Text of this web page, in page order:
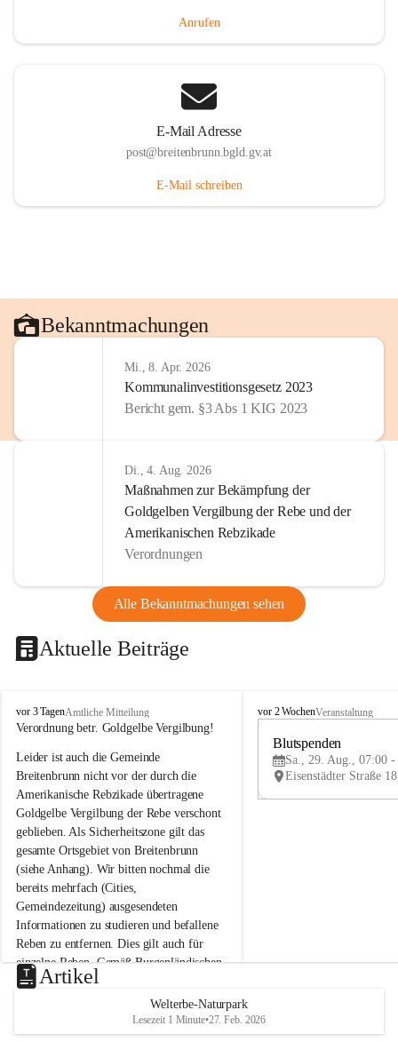
Anrufen
E-Mail Adresse
post@breitenbrunn.bgld.gv.at
E-Mail schreiben
Bekanntmachungen
Mi., 8. Apr. 2026
Kommunalinvestitionsgesetz 2023
Bericht gem. §3 Abs 1 KIG 2023
Di., 4. Aug. 2026
Maßnahmen zur Bekämpfung der
Goldgelben Vergilbung der Rebe und der
Amerikanischen Rebzikade
Verordnungen
Alle Bekanntmachungen sehen
Aktuelle Beiträge
B
r
i
t
e
n
b
r
u
n
n
a
m
N
e
u
s
d
vor 3 TagenAmtliche Mitteilung
Verordnung betr. Goldgelbe Vergilbung!
Leider ist auch die Gemeinde
Breitenbrunn nicht vor der durch die
Amerikanische Rebzikade übertragene
Goldgelbe Vergilbung der Rebe verschont
geblieben. Als Sicherheitszone gilt das
gesamte Ortsgebiet von Breitenbrunn
(siehe Anhang). Wir bitten nochmal die
bereits mehrfach (Cities,
Gemeindezeitung) ausgesendeten
Informationen zu studieren und befallene
Reben zu entfernen. Dies gilt auch für
einzelne Reben. Gemäß Burgenländischen
Weinbaugesetz sind nicht gepflegte oder
unzulässige Weingärten zu roden! Bitte
helfen wir zusammen um unsere Winzer
vor den prognostizierten Ernteausfällen
B
e
u
e
d
vor 2 WochenVeranstaltung
Blutspenden
Sa., 29. Aug., 07:00 -
Artikel
Welterbe-Naturpark
Lesezeit 1 Minute•27. Feb. 2026